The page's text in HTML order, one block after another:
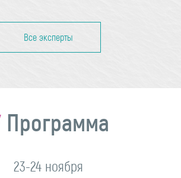
Все эксперты
Программа
23-24 ноября